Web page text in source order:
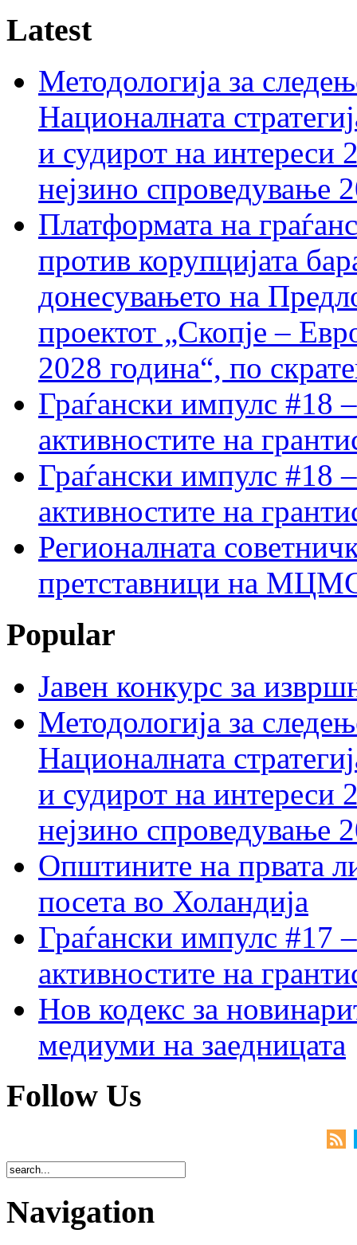
Latest
Методологија за
Националната
и судирот на интереси
нејзино спроведување
Платформата на
против корупцијата
донесувањето на
проектот „Скопје –
2028 година“, по
Граѓански импулс #18
активностите на
Граѓански импулс #18
активностите на
Регионалната
претставници на МЦМС
Popular
Јавен конкурс за
Методологија за
Националната
и судирот на интереси
нејзино спроведување
Општините на првата
посета во Холандија
Граѓански импулс #17
активностите на
Нов кодекс за
медиуми на заедницата
Follow Us
Navigation